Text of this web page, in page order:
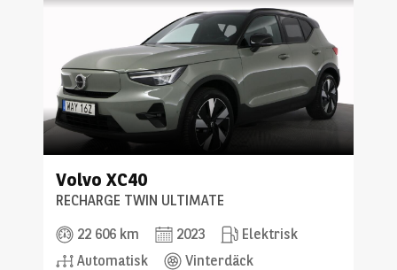
Volvo XC40
RECHARGE TWIN ULTIMATE
22 606 km
2023
Elektrisk
Automatisk
Vinterdäck